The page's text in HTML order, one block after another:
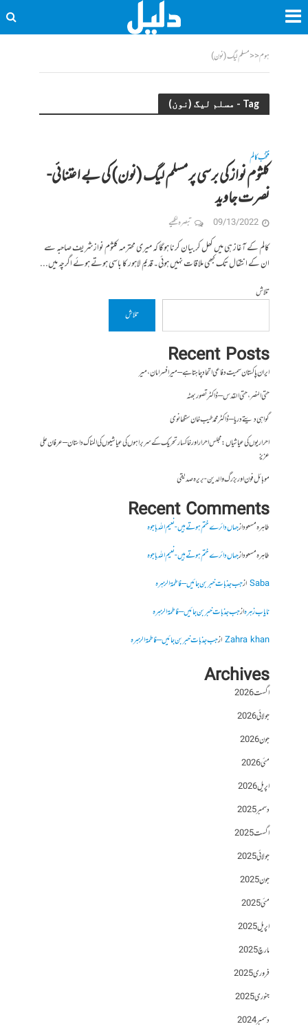
ہوم<<مسلم لیگ (نون)
Tag - مسلم لیگ (نون)
منتخب کالم
کلثوم نواز کی برسی پر مسلم لیگ (نون) کی بے اعتنائی-
نصرت جاوید
09/13/2022 تبصرہ لکھیے
کالم کے آغاز ہی میں کھل کر بیان کرنا ہوگا کہ میری محترمہ کلثوم نواز شریف صاحبہ سے
ان کے انتقال تک کبھی ملاقات نہیں ہوئی۔قدیم لاہور کا باسی ہوتے ہوئے اگرچہ میں...
تلاش
تلاش
Recent Posts
ایران پاکستان سمیت دفاعی اتحاد چاہتا ہے – میر افسر امان،میر
حتی النصر ، حتی القدس – ڈاکٹر تصور بھٹہ
گواہی دیتے دریا – ڈاکٹر محمد طیب خان سنگھانوی
احراریوں کی عیاشیاں : مجلس احرار اور خاکسار تحریک کے سربراہوں کی عیاشیوں کی المناک داستان – عرفان علی
عزیز
موبائل فون اور بزرگ والدین- بریرہ صدیقی
Recent Comments
طاہرہ مسعودازجہاں دائرے ختم ہوتے ہیں- نعیم اللہ باجوہ
طاہرہ مسعودازجہاں دائرے ختم ہوتے ہیں- نعیم اللہ باجوہ
Sabaازجب جذبات خبر بن جائیں – فاطمۃالزہرہ
نایاب زہرہازجب جذبات خبر بن جائیں – فاطمۃالزہرہ
Zahra khanازجب جذبات خبر بن جائیں – فاطمۃالزہرہ
Archives
اگست 2026
جولائی 2026
جون 2026
مئی 2026
اپریل 2026
دسمبر 2025
اگست 2025
جولائی 2025
جون 2025
مئی 2025
اپریل 2025
مارچ 2025
فروری 2025
جنوری 2025
دسمبر 2024